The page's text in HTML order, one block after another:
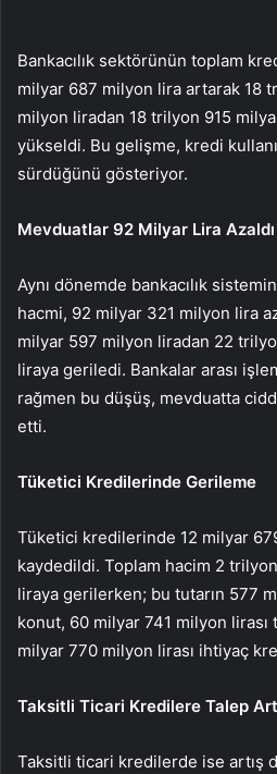
Bankacılık sektörünün toplam
milyar 687 milyon lira artarak 18
milyon liradan 18 trilyon 915
yükseldi. Bu gelişme, kredi
sürdüğünü gösteriyor.
Mevduatlar 92 Milyar Lira Azaldı
Aynı dönemde bankacılık
hacmi, 92 milyar 321 milyon lira
milyar 597 milyon liradan 22
liraya geriledi. Bankalar arası
rağmen bu düşüş, mevduatta
etti.
Tüketici Kredilerinde Gerileme
Tüketici kredilerinde 12 milyar
kaydedildi. Toplam hacim 2
liraya gerilerken; bu tutarın 577
konut, 60 milyar 741 milyon lirası
milyar 770 milyon lirası ihtiyaç
Taksitli Ticari Kredilere Talep
Taksitli ticari kredilerde ise artış